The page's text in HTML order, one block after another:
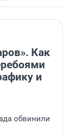
Как
и
обвинили